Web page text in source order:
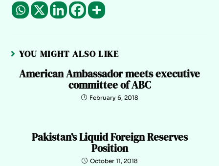
YOU MIGHT ALSO LIKE
American Ambassador meets executive
committee of ABC
February 6, 2018
Pakistan’s Liquid Foreign Reserves
Position
October 11, 2018